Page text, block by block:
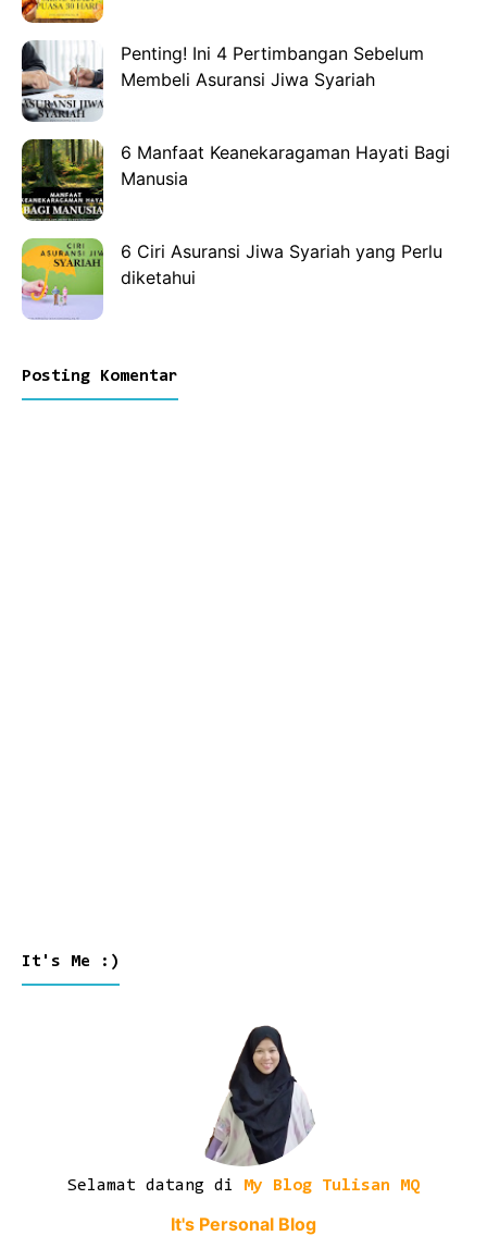
Penting! Ini 4 Pertimbangan Sebelum
Membeli Asuransi Jiwa Syariah
6 Manfaat Keanekaragaman Hayati Bagi
Manusia
6 Ciri Asuransi Jiwa Syariah yang Perlu
diketahui
Posting Komentar
It's Me :)
Selamat datang di My Blog Tulisan MQ
It's Personal Blog